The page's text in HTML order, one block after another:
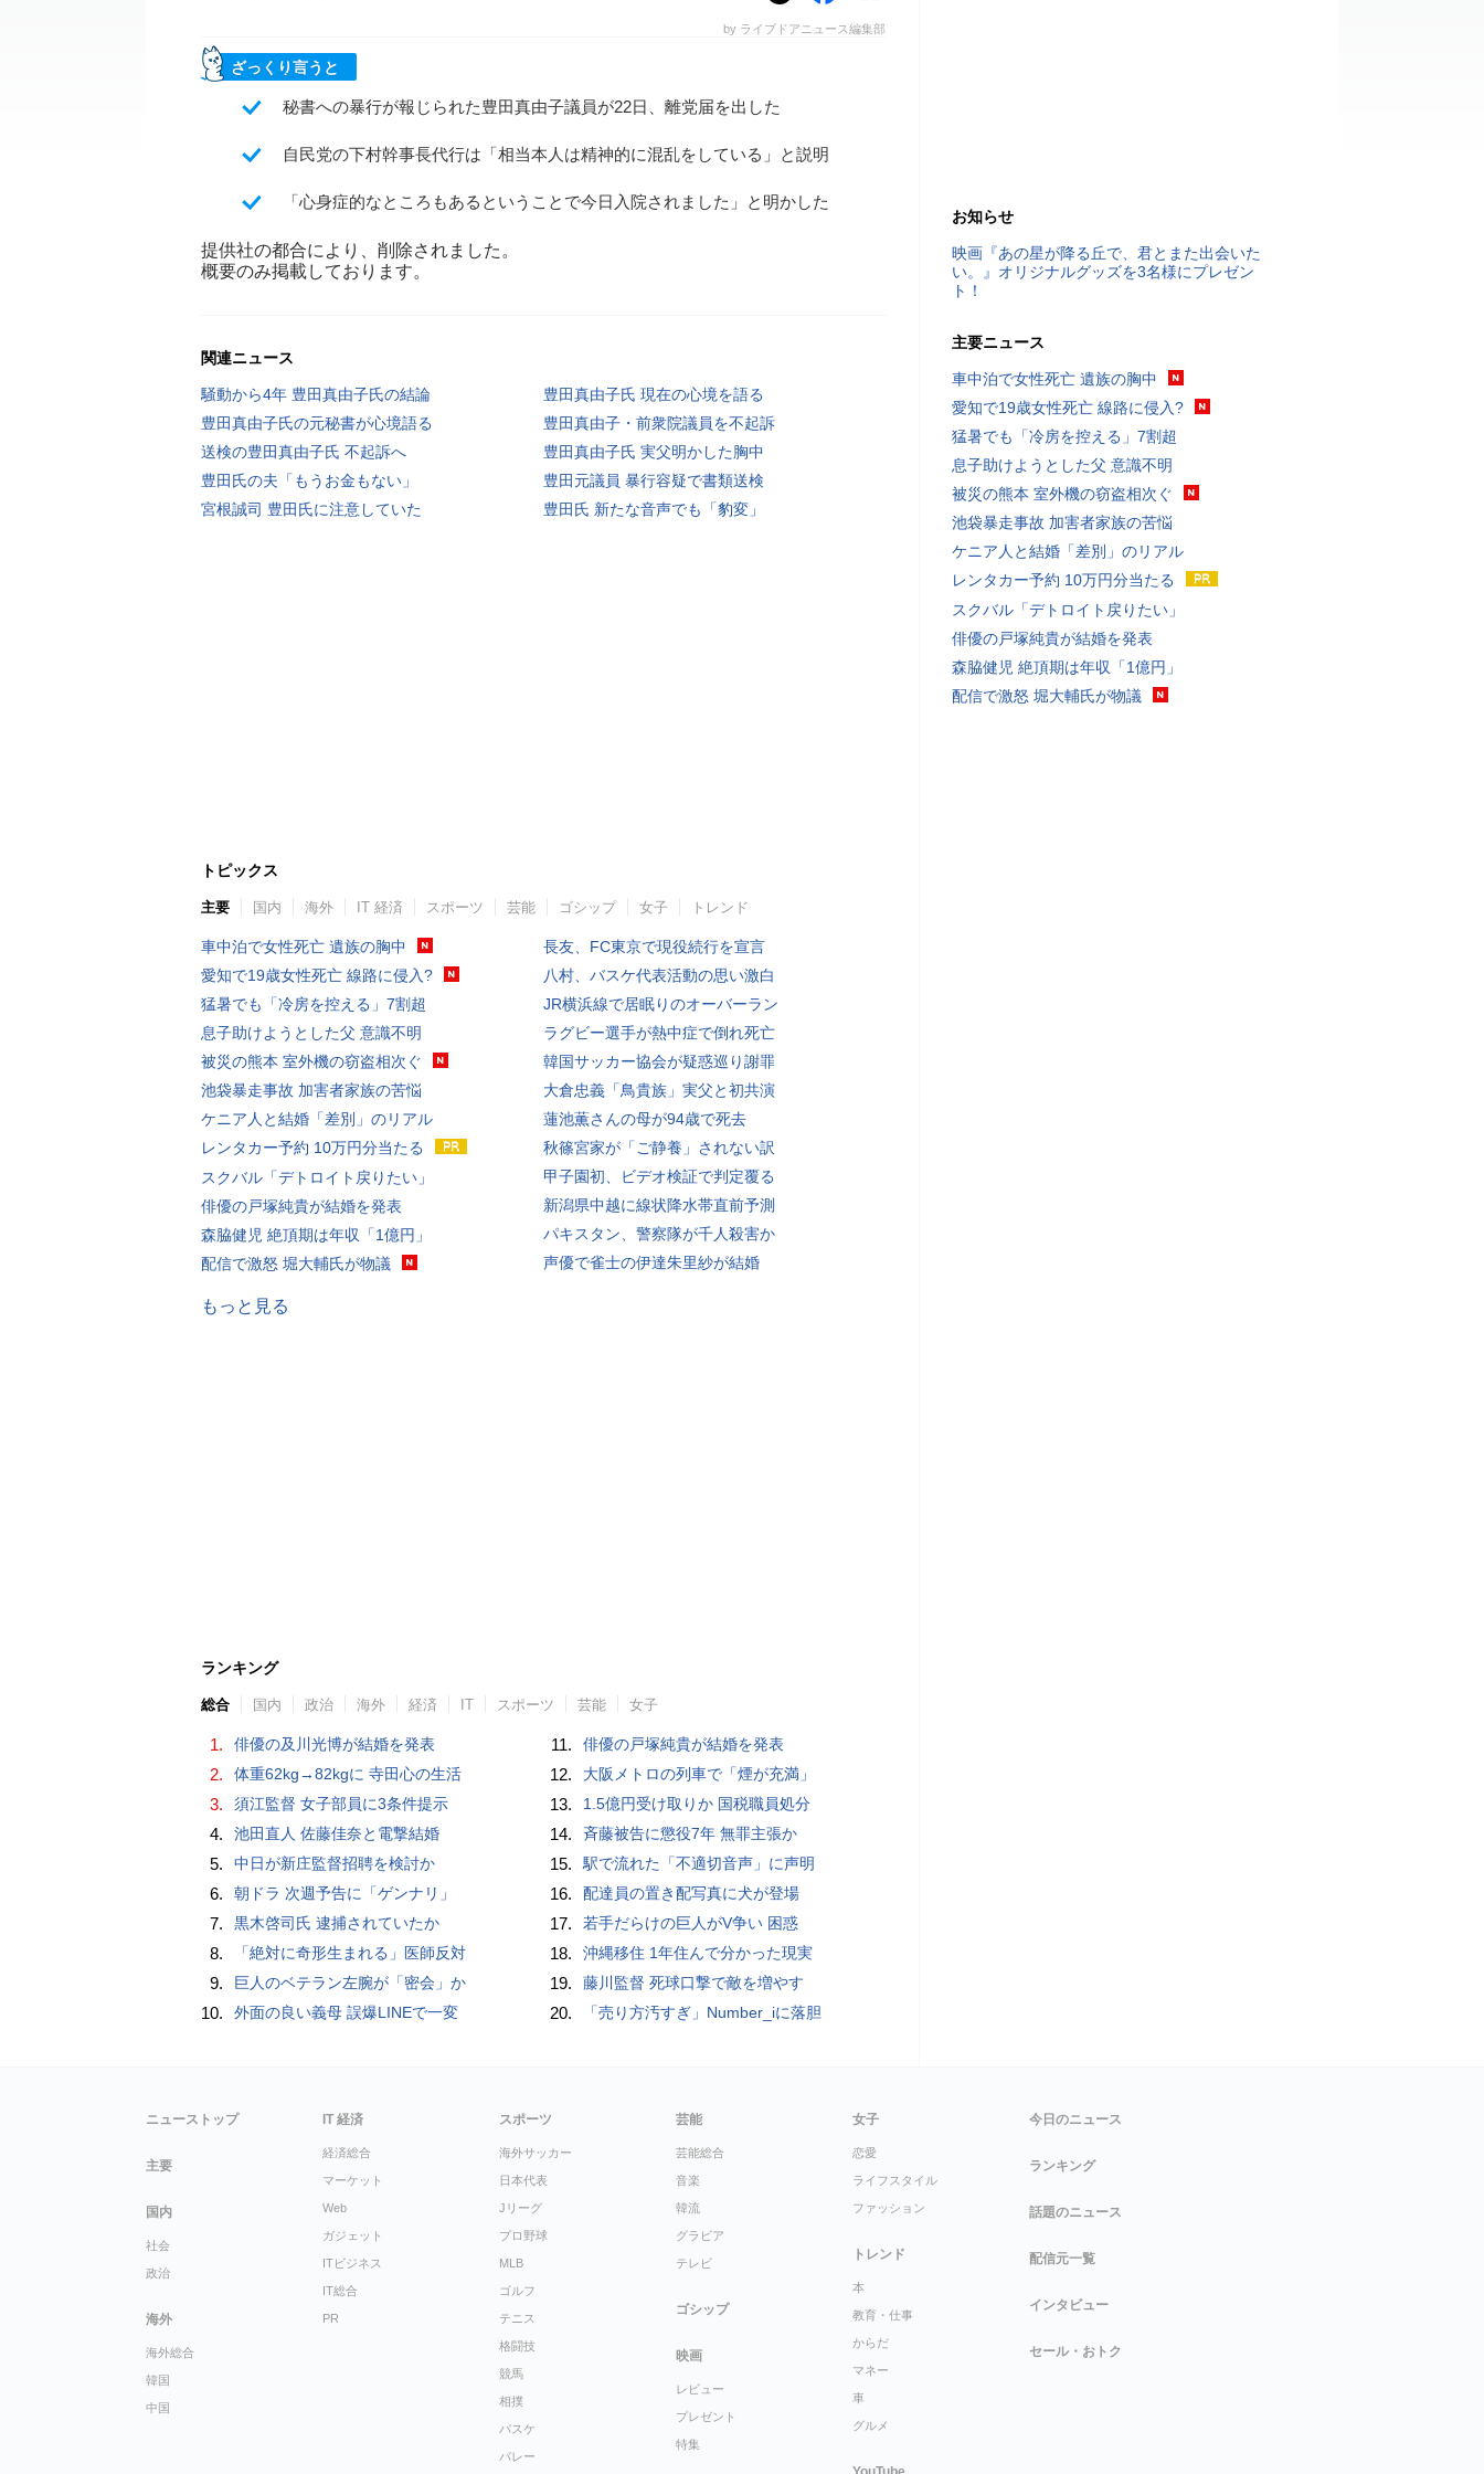
by ライブドアニュース編集部
ざっくり言うと
秘書への暴行が報じられた豊田真由子議員が22日、離党届を出した
自民党の下村幹事長代行は「相当本人は精神的に混乱をしている」と説明
「心身症的なところもあるということで今日入院されました」と明かした
提供社の都合により、削除されました。
概要のみ掲載しております。
関連ニュース
騒動から4年 豊田真由子氏の結論
豊田真由子氏 現在の心境を語る
豊田真由子氏の元秘書が心境語る
豊田真由子・前衆院議員を不起訴
送検の豊田真由子氏 不起訴へ
豊田真由子氏 実父明かした胸中
豊田氏の夫「もうお金もない」
豊田元議員 暴行容疑で書類送検
宮根誠司 豊田氏に注意していた
豊田氏 新たな音声でも「豹変」
トピックス
主要 国内 海外 IT 経済 スポーツ 芸能 ゴシップ 女子 トレンド
車中泊で女性死亡 遺族の胸中
愛知で19歳女性死亡 線路に侵入?
猛暑でも「冷房を控える」7割超
息子助けようとした父 意識不明
被災の熊本 室外機の窃盗相次ぐ
池袋暴走事故 加害者家族の苦悩
ケニア人と結婚「差別」のリアル
レンタカー予約 10万円分当たる
スクバル「デトロイト戻りたい」
俳優の戸塚純貴が結婚を発表
森脇健児 絶頂期は年収「1億円」
配信で激怒 堀大輔氏が物議
長友、FC東京で現役続行を宣言
八村、バスケ代表活動の思い激白
JR横浜線で居眠りのオーバーラン
ラグビー選手が熱中症で倒れ死亡
韓国サッカー協会が疑惑巡り謝罪
大倉忠義「鳥貴族」実父と初共演
蓮池薫さんの母が94歳で死去
秋篠宮家が「ご静養」されない訳
甲子園初、ビデオ検証で判定覆る
新潟県中越に線状降水帯直前予測
パキスタン、警察隊が千人殺害か
声優で雀士の伊達朱里紗が結婚
もっと見る
ランキング
総合 国内 政治 海外 経済 IT スポーツ 芸能 女子
1. 俳優の及川光博が結婚を発表
2. 体重62kg→82kgに 寺田心の生活
3. 須江監督 女子部員に3条件提示
4. 池田直人 佐藤佳奈と電撃結婚
5. 中日が新庄監督招聘を検討か
6. 朝ドラ 次週予告に「ゲンナリ」
7. 黒木啓司氏 逮捕されていたか
8. 「絶対に奇形生まれる」医師反対
9. 巨人のベテラン左腕が「密会」か
10. 外面の良い義母 誤爆LINEで一変
11. 俳優の戸塚純貴が結婚を発表
12. 大阪メトロの列車で「煙が充満」
13. 1.5億円受け取りか 国税職員処分
14. 斉藤被告に懲役7年 無罪主張か
15. 駅で流れた「不適切音声」に声明
16. 配達員の置き配写真に犬が登場
17. 若手だらけの巨人がV争い 困惑
18. 沖縄移住 1年住んで分かった現実
19. 藤川監督 死球口撃で敵を増やす
20. 「売り方汚すぎ」Number_iに落胆
お知らせ
映画『あの星が降る丘で、君とまた出会いた
い。』オリジナルグッズを3名様にプレゼン
ト！
主要ニュース
車中泊で女性死亡 遺族の胸中
愛知で19歳女性死亡 線路に侵入?
猛暑でも「冷房を控える」7割超
息子助けようとした父 意識不明
被災の熊本 室外機の窃盗相次ぐ
池袋暴走事故 加害者家族の苦悩
ケニア人と結婚「差別」のリアル
レンタカー予約 10万円分当たる
スクバル「デトロイト戻りたい」
俳優の戸塚純貴が結婚を発表
森脇健児 絶頂期は年収「1億円」
配信で激怒 堀大輔氏が物議
ニューストップ
主要
国内
社会
政治
海外
海外総合
韓国
中国
IT 経済
経済総合
マーケット
Web
ガジェット
ITビジネス
IT総合
PR
スポーツ
海外サッカー
日本代表
Jリーグ
プロ野球
MLB
ゴルフ
テニス
格闘技
競馬
相撲
バスケ
バレー
芸能
芸能総合
音楽
韓流
グラビア
テレビ
ゴシップ
映画
レビュー
プレゼント
特集
女子
恋愛
ライフスタイル
ファッション
トレンド
本
教育・仕事
からだ
マネー
車
グルメ
今日のニュース
ランキング
話題のニュース
配信元一覧
インタビュー
セール・おトク